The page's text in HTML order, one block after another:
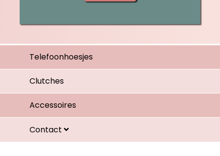
Telefoonhoesjes
Clutches
Accessoires
Contact